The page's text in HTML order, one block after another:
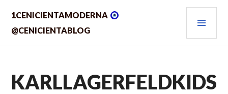
contenido.
1CENICIENTAMODERNA
@CENICIENTABLOG
KARLLAGERFELDKIDS